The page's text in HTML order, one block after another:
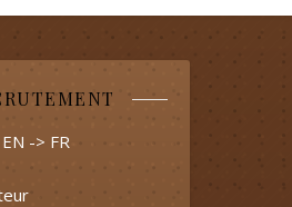
-> FR